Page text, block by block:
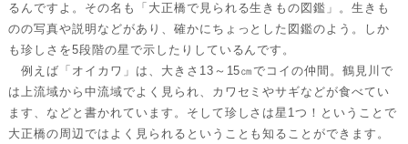
るんですよ。その名も「大正橋で見られる生きもの図鑑」。生きも
のの写真や説明などがあり、確かにちょっとした図鑑のよう。しか
も珍しさを5段階の星で示したりしているんです。
例えば「オイカワ」は、大きさ13～15㎝でコイの仲間。鶴見川で
は上流域から中流域でよく見られ、カワセミやサギなどが食べてい
ます、などと書かれています。そして珍しさは星1つ！ということで
大正橋の周辺ではよく見られるということも知ることができます。